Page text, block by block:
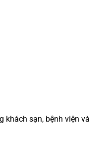
khách sạn, bệnh viện và